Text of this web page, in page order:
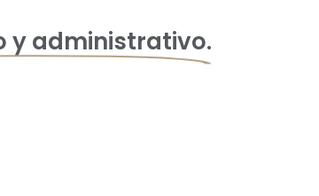
y administrativo.